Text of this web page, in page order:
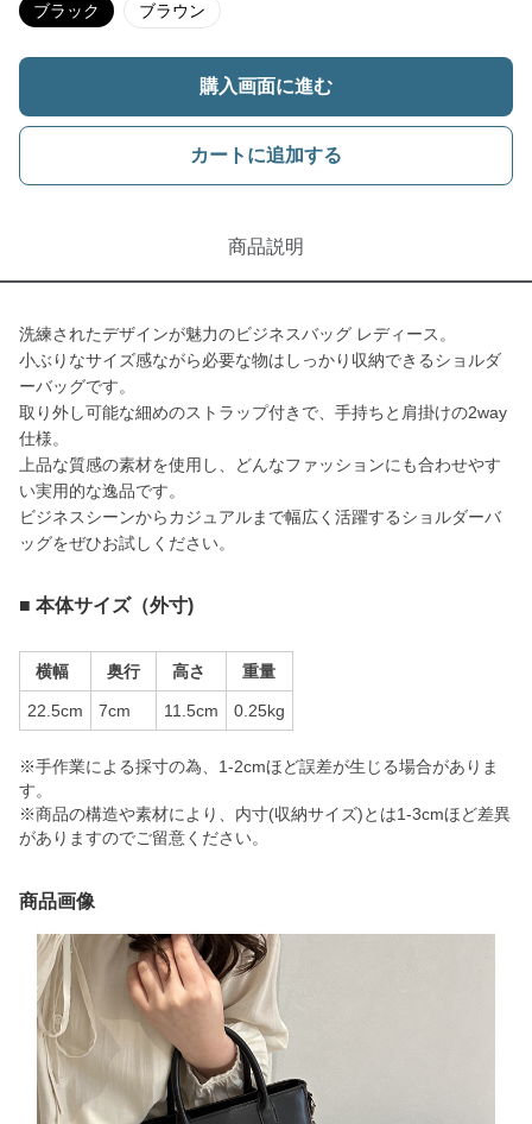
ブラック ブラウン
購入画面に進む
カートに追加する
商品説明
洗練されたデザインが魅力のビジネスバッグ レディース。
小ぶりなサイズ感ながら必要な物はしっかり収納できるショルダ
ーバッグです。
取り外し可能な細めのストラップ付きで、手持ちと肩掛けの2way
仕様。
上品な質感の素材を使用し、どんなファッションにも合わせやす
い実用的な逸品です。
ビジネスシーンからカジュアルまで幅広く活躍するショルダーバ
ッグをぜひお試しください。
■ 本体サイズ（外寸)
横幅 奥行 高さ 重量
22.5cm 7cm 11.5cm 0.25kg
※手作業による採寸の為、1-2cmほど誤差が生じる場合がありま
す。
※商品の構造や素材により、内寸(収納サイズ)とは1-3cmほど差異
がありますのでご留意ください。
商品画像